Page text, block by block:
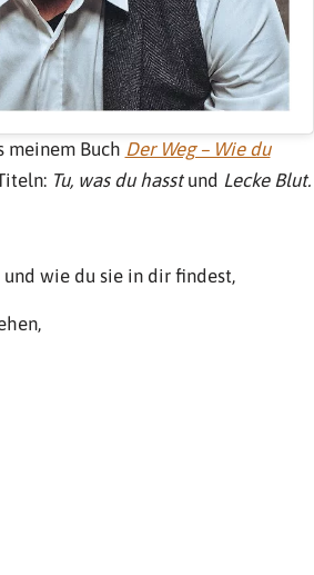
meinem Buch Der Weg – Wie du
Tu, was du hasstund Lecke Blut.
wie du sie in dir findest,